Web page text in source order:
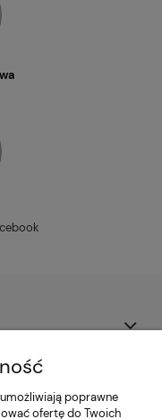
poprawne
ofertę do Twoich